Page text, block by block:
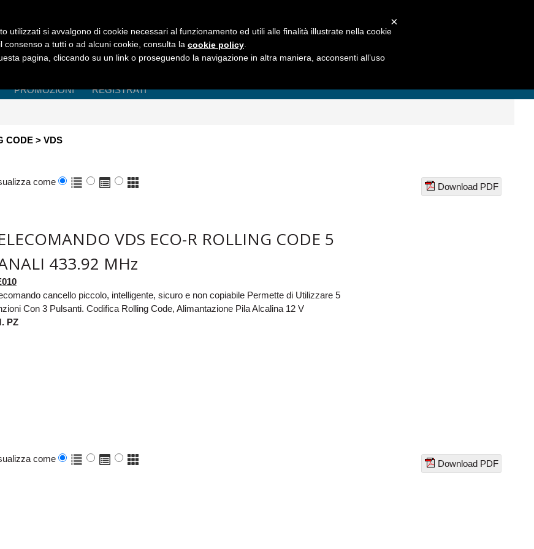
PROMOZIONI REGISTRATI
CODE > VDS
come
Download PDF
VDS ECO-R ROLLING CODE 5
433.92 MHz
cancello piccolo, intelligente, sicuro e non copiabile Permette di Utilizzare 5
Con 3 Pulsanti. Codifica Rolling Code, Alimantazione Pila Alcalina 12 V
PZ
come Download PDF
×
utilizzati si avvalgono di cookie necessari al funzionamento ed utili alle finalità illustrate nella cookie
a tutti o ad alcuni cookie, consulta la cookie policy
pagina, cliccando su un link o proseguendo la navigazione in altra maniera, acconsenti all’uso